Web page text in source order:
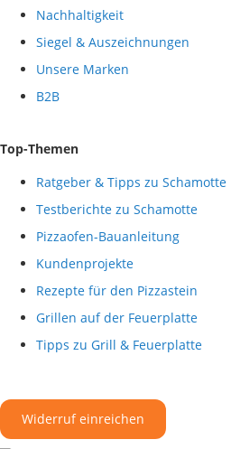
Nachhaltigkeit
Siegel & Auszeichnungen
Unsere Marken
B2B
Top-Themen
Ratgeber & Tipps zu Schamotte
Testberichte zu Schamotte
Pizzaofen-Bauanleitung
Kundenprojekte
Rezepte für den Pizzastein
Grillen auf der Feuerplatte
Tipps zu Grill & Feuerplatte
Widerruf einreichen